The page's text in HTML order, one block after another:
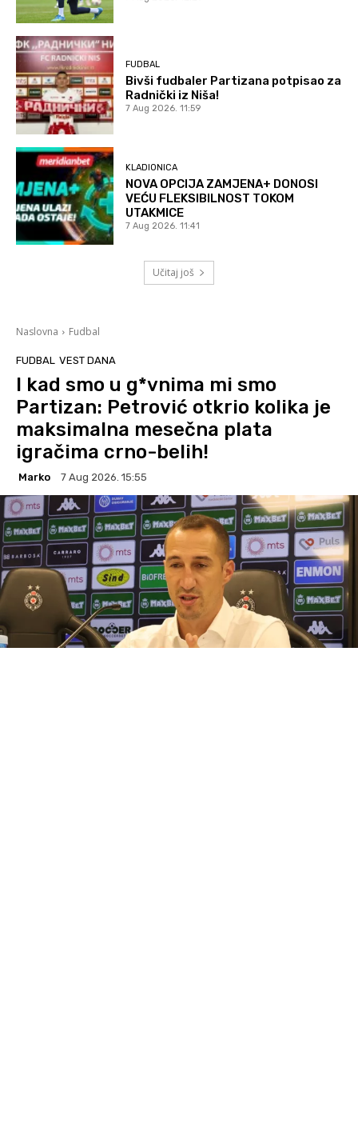
FUDBAL
Bivši fudbaler Partizana potpisao za
Radnički iz Niša!
7 Aug 2026. 11:59
KLADIONICA
NOVA OPCIJA ZAMJENA+ DONOSI
VEĆU FLEKSIBILNOST TOKOM
UTAKMICE
7 Aug 2026. 11:41
Učitaj još